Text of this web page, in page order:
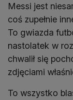
Messi jest
coś zupełnie
To gwiazda
nastolatek w
chwalił się
zdjęciami
To wszystko